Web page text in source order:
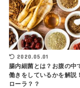
2020.05.01
腸内細菌とは？お腹の中
働きをしているかを解説
ローラ？？